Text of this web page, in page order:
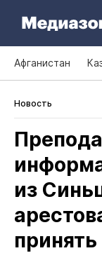
Афганистан
Новость
из